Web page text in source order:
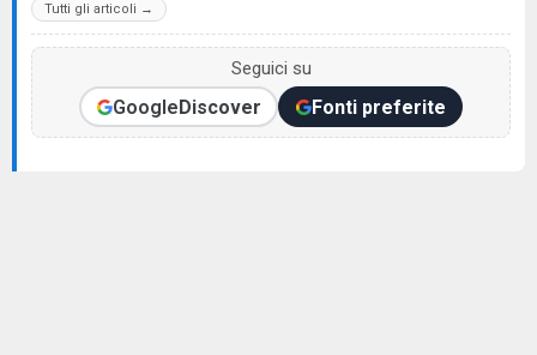
Tutti gli articoli →
Seguici su
GoogleDiscover Fonti preferite